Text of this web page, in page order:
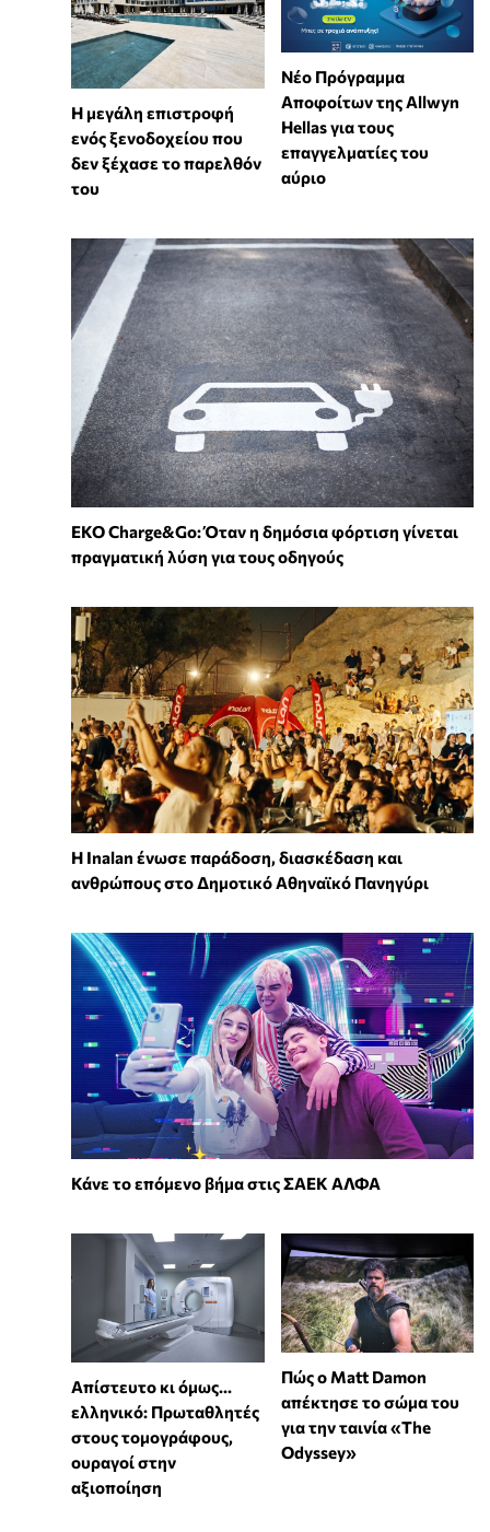
Η μεγάλη επιστροφή
ενός ξενοδοχείου που
δεν ξέχασε το παρελθόν
του
Νέο Πρόγραμμα
Αποφοίτων της Allwyn
Hellas για τους
επαγγελματίες του
αύριο
EKO Charge&Go: Όταν η δημόσια φόρτιση γίνεται
πραγματική λύση για τους οδηγούς
Η Inalan ένωσε παράδοση, διασκέδαση και
ανθρώπους στο Δημοτικό Αθηναϊκό Πανηγύρι
Κάνε το επόμενο βήμα στις ΣΑΕΚ ΑΛΦΑ
Απίστευτο κι όμως...
ελληνικό: Πρωταθλητές
στους τομογράφους,
ουραγοί στην
αξιοποίηση
Πώς ο Matt Damon
απέκτησε το σώμα του
για την ταινία «The
Odyssey»